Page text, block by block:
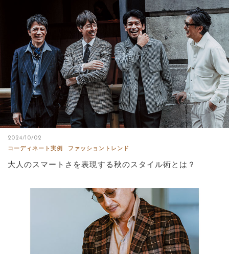
2024/10/02
コーディネート実例
ファッショントレンド
大人のスマートさを表現する秋のスタイル術とは？